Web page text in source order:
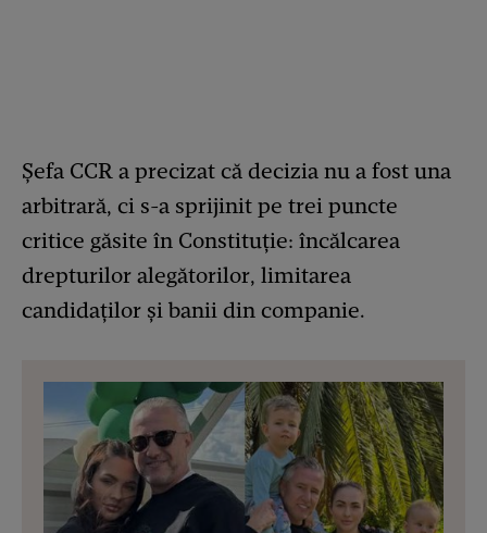
Șefa CCR a precizat că decizia nu a fost una
arbitrară, ci s-a sprijinit pe trei puncte
critice găsite în Constituție: încălcarea
drepturilor alegătorilor, limitarea
candidaților și banii din companie.